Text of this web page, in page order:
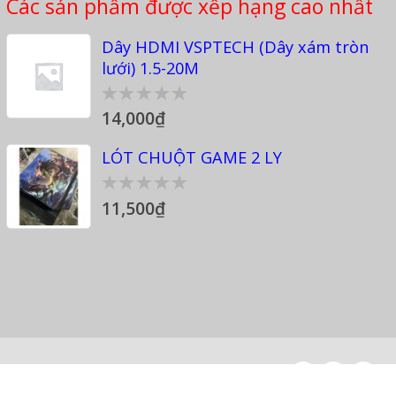
Các sản phẩm được xếp hạng cao nhất
Dây HDMI VSPTECH (Dây xám tròn
lưới) 1.5-20M
0
out
of
5
14,000₫
LÓT CHUỘT GAME 2 LY
0
out
11,500₫